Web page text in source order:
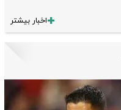
اخبار بیشتر